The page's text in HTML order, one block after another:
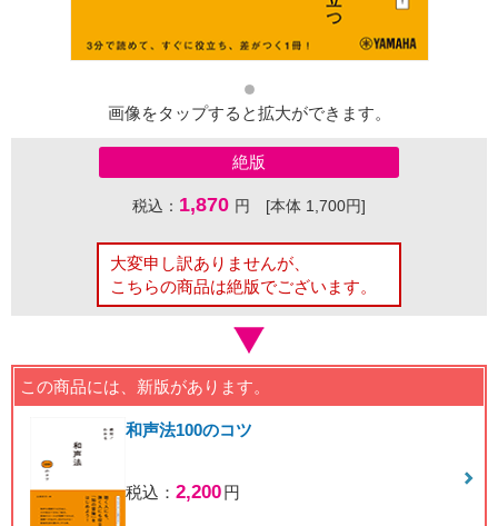
画像をタップすると拡大ができます。
絶版
税込： 1,870 円 [本体 1,700円]
大変申し訳ありませんが、
こちらの商品は絶版でございます。
この商品には、新版があります。
和声法100のコツ
税込： 2,200円